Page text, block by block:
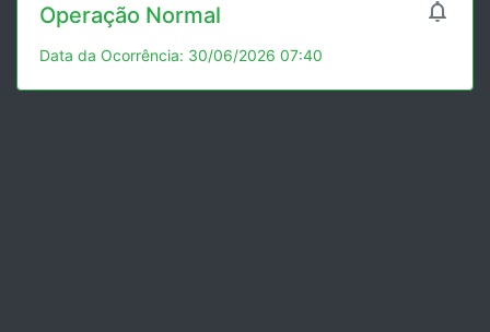

Operação Normal
Data da Ocorrência: 30/06/2026 07:40